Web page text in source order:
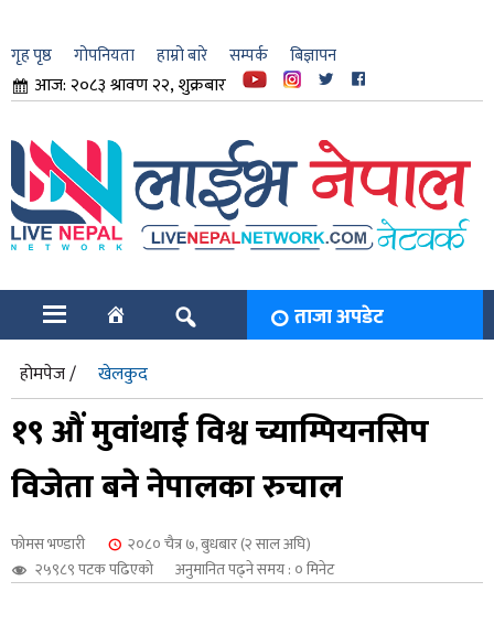
गृह पृष्ठ गोपनियता हाम्रो बारे सम्पर्क बिज्ञापन
आज: २०८३ श्रावण २२, शुक्रबार
ताजा अपडेट
होमपेज / खेलकुद
१९ औं मुवांथाई विश्व च्याम्पियनसिप
विजेता बने नेपालका रुचाल
फोमस भण्डारी
२०८० चैत्र ७, बुधबार (२ साल अघि)
२५९८९ पटक पढिएको
अनुमानित पढ्ने समय : ० मिनेट